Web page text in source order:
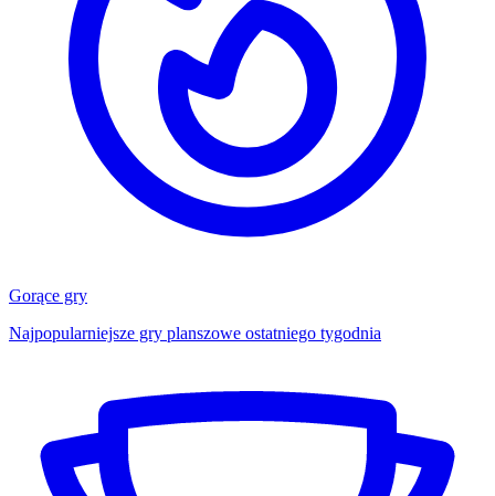
Gorące gry
Najpopularniejsze gry planszowe ostatniego tygodnia